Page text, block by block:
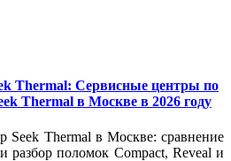
Thermal: Сервисные центры по
Thermal в Москве в 2026 году
Seek Thermal в Москве: сравнение
разбор поломок Compact, Reveal и